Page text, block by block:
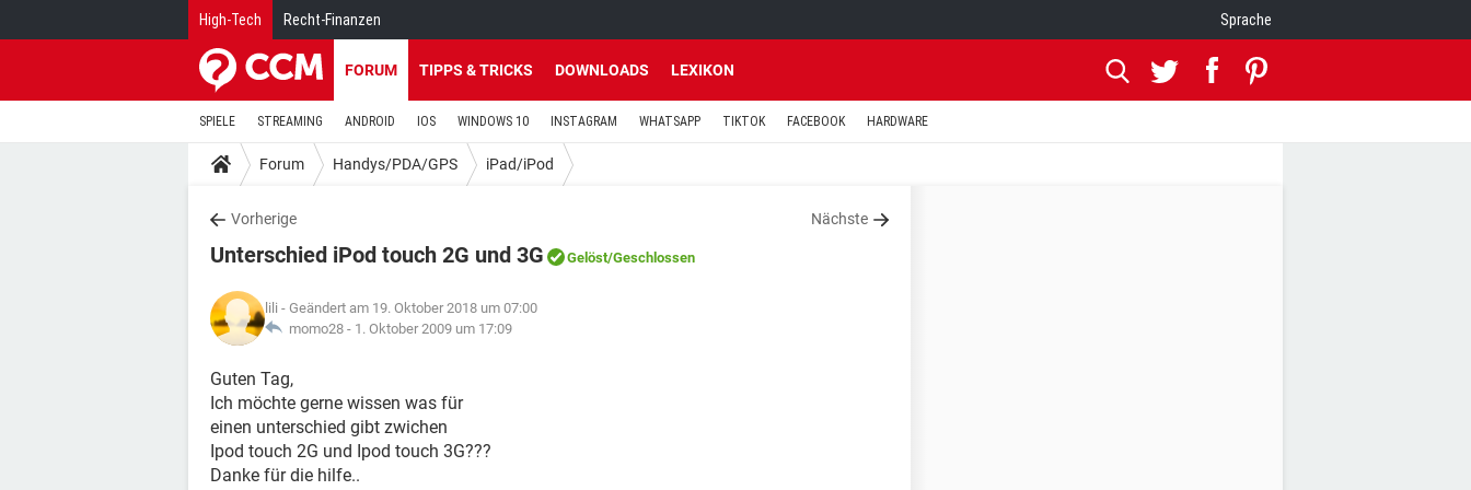
High-Tech Recht-Finanzen Sprache
FORUM TIPPS & TRICKS DOWNLOADS LEXIKON
SPIELE STREAMING ANDROID IOS WINDOWS 10 INSTAGRAM WHATSAPP TIKTOK FACEBOOK HARDWARE
Forum Handys/PDA/GPS iPad/iPod
Vorherige Nächste
Unterschied iPod touch 2G und 3G Gelöst/Geschlossen
lili - Geändert am 19. Oktober 2018 um 07:00
momo28 - 1. Oktober 2009 um 17:09
Guten Tag,
Ich möchte gerne wissen was für
einen unterschied gibt zwichen
Ipod touch 2G und Ipod touch 3G???
Danke für die hilfe..